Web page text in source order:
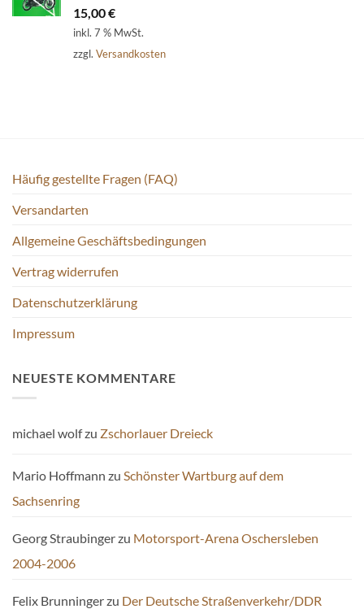
15,00€
inkl. 7 % MwSt.
zzgl. Versandkosten
Häufig gestellte Fragen (FAQ)
Versandarten
Allgemeine Geschäftsbedingungen
Vertrag widerrufen
Datenschutzerklärung
Impressum
NEUESTE KOMMENTARE
michael wolfzu Zschorlauer Dreieck
Mario Hoffmann zu Schönster Wartburg auf dem
Sachsenring
Georg Straubingerzu Motorsport-Arena Oschersleben
2004-2006
Felix Brunningerzu Der Deutsche Straßenverkehr/DDR